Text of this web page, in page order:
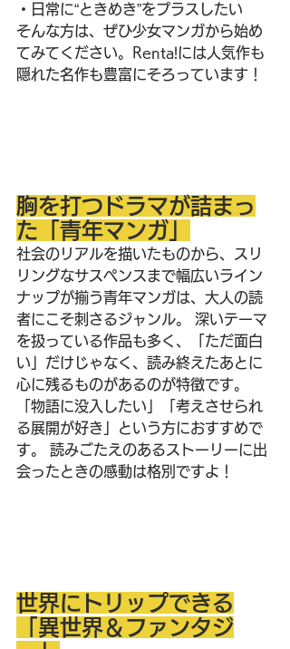
・日常に“ときめき”をプラスしたい
そんな方は、ぜひ少女マンガから始め
てみてください。Renta!には人気作も
隠れた名作も豊富にそろっています！
胸を打つドラマが詰まっ
た「青年マンガ」
社会のリアルを描いたものから、スリ
リングなサスペンスまで幅広いライン
ナップが揃う青年マンガは、大人の読
者にこそ刺さるジャンル。 深いテーマ
を扱っている作品も多く、「ただ面白
い」だけじゃなく、読み終えたあとに
心に残るものがあるのが特徴です。
「物語に没入したい」「考えさせられ
る展開が好き」という方におすすめで
す。 読みごたえのあるストーリーに出
会ったときの感動は格別ですよ！
世界にトリップできる
「異世界＆ファンタジ